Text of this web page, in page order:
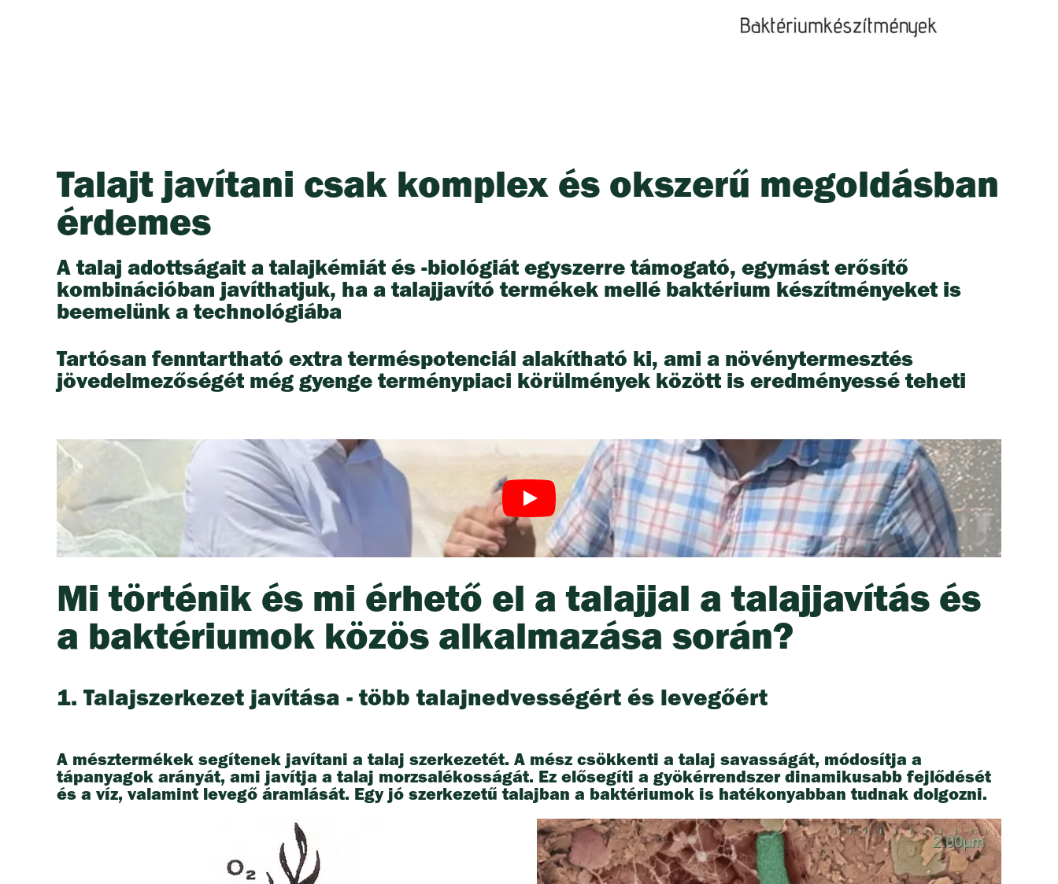
Talajt javítani csak komplex és okszerű megoldásban
érdemes
A talaj adottságait a talajkémiát és -biológiát egyszerre támogató, egymást erősítő
kombinációban javíthatjuk, ha a talajjavító termékek mellé baktérium készítményeket is
beemelünk a technológiába
Tartósan fenntartható extra terméspotenciál alakítható ki, ami a növénytermesztés
jövedelmezőségét még gyenge terménypiaci körülmények között is eredményessé teheti
Mi történik és mi érhető el a talajjal a talajjavítás és
a baktériumok közös alkalmazása során?
1. Talajszerkezet javítása - több talajnedvességért és levegőért
A mésztermékek segítenek javítani a talaj szerkezetét. A mész csökkenti a talaj savasságát, módosítja a
tápanyagok arányát, ami javítja a talaj morzsalékosságát. Ez elősegíti a gyökérrendszer dinamikusabb fejlődését
és a víz, valamint levegő áramlását. Egy jó szerkezetű talajban a baktériumok is hatékonyabban tudnak dolgozni.